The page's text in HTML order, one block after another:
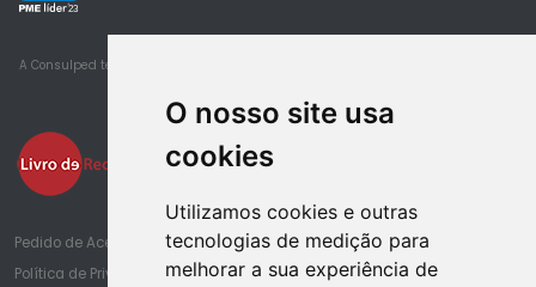
O nosso site usa
cookies
Utilizamos cookies e outras
tecnologias de medição para
melhorar a sua experiência de
23
A Consulped tem obtido sucessivamente o estatuto de PME Lider desde 2016
Pedido de Acesso à Informação de Saúde
Política de Privacidade